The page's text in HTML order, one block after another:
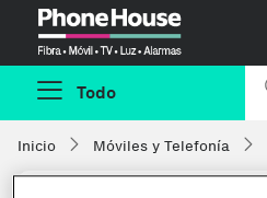
Todo
Inicio Móviles y Telefonía